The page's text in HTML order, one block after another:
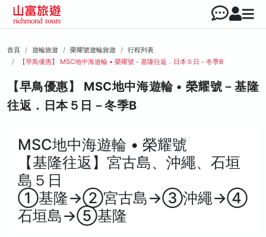
首頁 遊輪旅遊 榮耀號遊輪旅遊
行程列表
【早鳥優惠】 MSC地中海遊輪 • 榮耀號－基隆往返．日本５日－冬季B
【早鳥優惠】 MSC地中海遊輪 • 榮耀號－基隆
往返．日本５日－冬季B
MSC地中海遊輪 • 榮耀號
【基隆往返】宮古島、沖繩、石垣
島５日
①基隆→②宮古島→③沖繩→④
石垣島→⑤基隆